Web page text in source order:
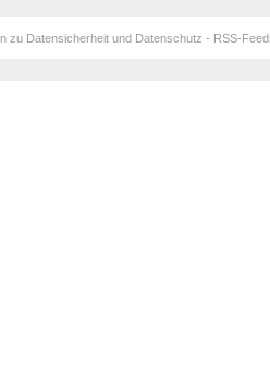
zu Datensicherheit und Datenschutz - RSS-